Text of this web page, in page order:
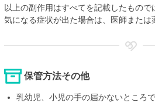
以上の副作用はすべてを記載したもの
気になる症状が出た場合は、医師または
保管方法その他
乳幼児、小児の手の届かないところ